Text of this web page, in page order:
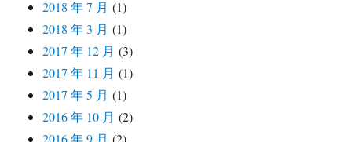
2018 年 7 月 (1)
2018 年 3 月 (1)
2017 年 12 月 (3)
2017 年 11 月 (1)
2017 年 5 月 (1)
2016 年 10 月 (2)
2016 年 9 月 (2)